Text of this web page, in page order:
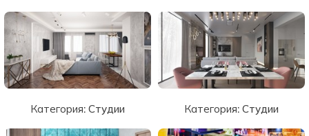
Категория:Студии Категория: Студии